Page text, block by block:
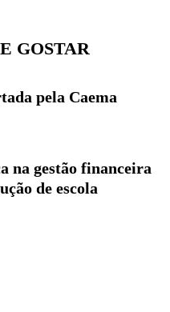
GOSTAR
pela Caema
na gestão financeira
de escola